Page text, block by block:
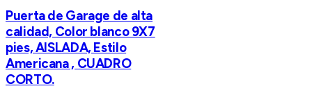
Puerta de Garage de alta
calidad, Color blanco 9X7
pies, AISLADA, Estilo
Americana , CUADRO
CORTO.